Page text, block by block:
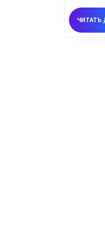
ЧИТАТЬ